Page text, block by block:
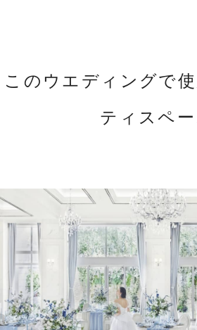
このウエディングで
ティスペー